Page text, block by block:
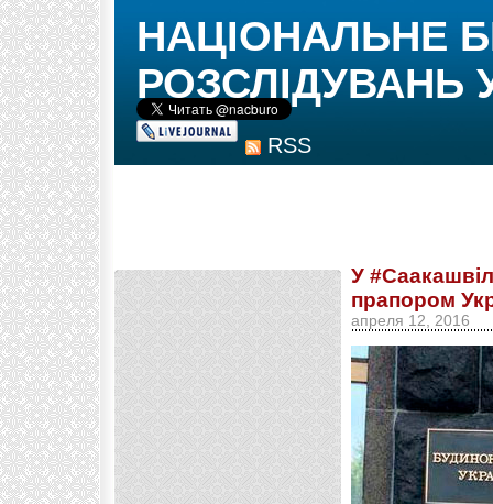
RSS
НАЦІОНАЛЬНЕ
РОЗСЛІДУВАНЬ
У
прапором
апреля 12, 2016